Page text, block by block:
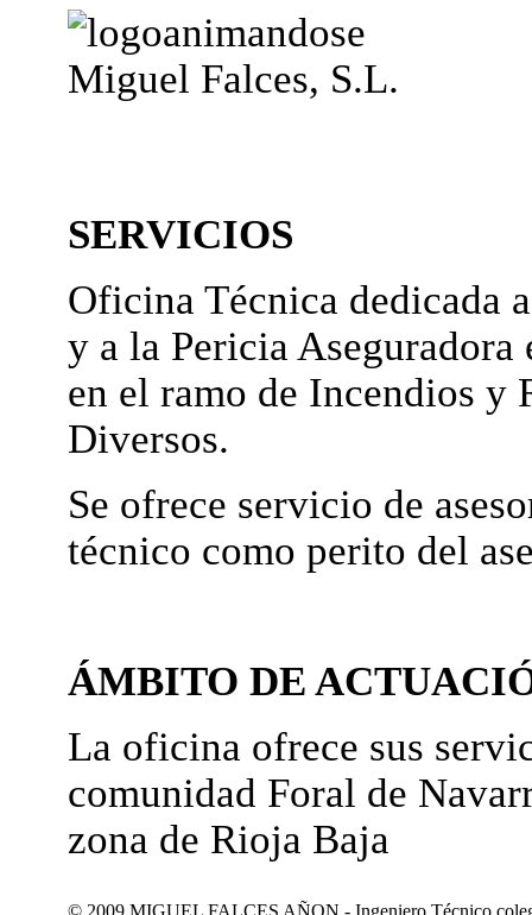
Miguel Falces, S.L.
SERVICIOS
Oficina Técnica dedicada
y a la Pericia Aseguradora
en el ramo de Incendios y
Diversos.
Se ofrece servicio de
técnico como perito del
ÁMBITO DE
La oficina ofrece sus
comunidad Foral de
zona de Rioja Baja
© 2009 MIGUEL FALCES AÑON - Ingeniero Técnico